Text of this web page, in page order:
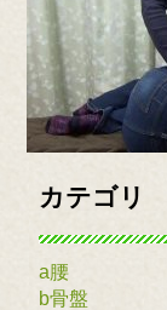
カテゴリ
a腰
b骨盤